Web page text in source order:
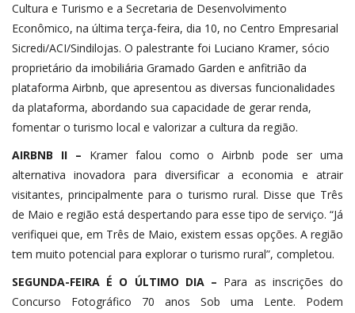
Cultura e Turismo e a Secretaria de Desenvolvimento
Econômico, na última terça-feira, dia 10, no Centro Empresarial
Sicredi/ACI/Sindilojas. O palestrante foi Luciano Kramer, sócio
proprietário da imobiliária Gramado Garden e anfitrião da
plataforma Airbnb, que apresentou as diversas funcionalidades
da plataforma, abordando sua capacidade de gerar renda,
fomentar o turismo local e valorizar a cultura da região.
AIRBNB II – Kramer falou como o Airbnb pode ser uma
alternativa inovadora para diversificar a economia e atrair
visitantes, principalmente para o turismo rural. Disse que Três
de Maio e região está despertando para esse tipo de serviço. “Já
verifiquei que, em Três de Maio, existem essas opções. A região
tem muito potencial para explorar o turismo rural”, completou.
SEGUNDA-FEIRA É O ÚLTIMO DIA – Para as inscrições do
Concurso Fotográfico 70 anos Sob uma Lente. Podem